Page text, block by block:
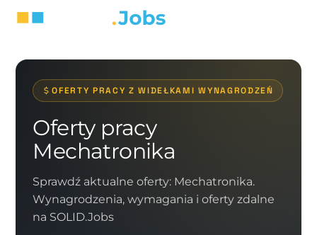
OFERTY PRACY Z WIDEŁKAMI WYNAGRODZEŃ
Oferty pracy
Mechatronika
Sprawdź aktualne oferty: Mechatronika.
Wynagrodzenia, wymagania i oferty zdalne
na SOLID.Jobs